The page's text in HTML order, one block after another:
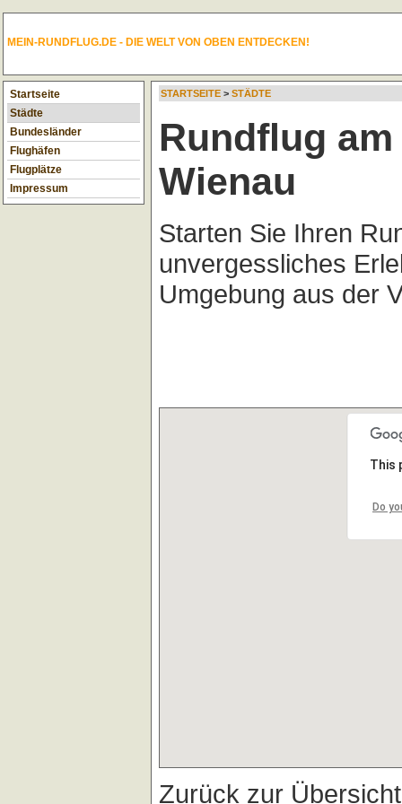
MEIN-RUNDFLUG.DE - DIE WELT VON OBEN ENTDECKEN!
Startseite
Städte
Bundesländer
Flughäfen
Flugplätze
Impressum
STARTSEITE > STÄDTE
Rundflug
Wienau
Starten Sie Ihren
unvergessliches
Umgebung aus der
This
Do
Zurück zur